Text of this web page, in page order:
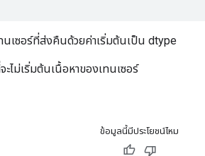
นเซอร์ที่ส่งคืนด้วยค่าเริ่มต้นเป็น dtype
ม่เริ่มต้นเนื้อหาของเทนเซอร์
ข้อมูลนี้มีประโยชน์ไหม